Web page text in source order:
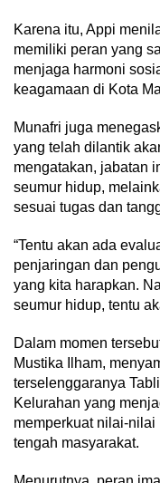
Karena itu, Appi
memiliki peran yang
menjaga harmoni
keagamaan di Kota
Munafri juga
yang telah dilantik
mengatakan, jabatan
seumur hidup,
sesuai tugas dan
“Tentu akan ada
penjaringan dan
yang kita harapkan.
seumur hidup, tentu
Dalam momen
Mustika Ilham,
terselenggaranya
Kelurahan yang
memperkuat nilai-
tengah masyarakat.